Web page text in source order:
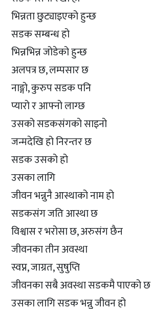
भिन्नता छुट्याइएको हुन्छ
सडक सम्बन्ध हो
भिन्नभिन्न जोडेको हुन्छ
अलपत्र छ, लम्पसार छ
नाङ्गो, कुरुप सडक पनि
प्यारो र आफ्नो लाग्छ
उसको सडकसंगको साइनो
जन्मदेखि हो निरन्तर छ
सडक उसको हो
उसका लागि
जीवन भन्नुनै आस्थाको नाम हो
सडकसंग जति आस्था छ
विश्वास र भरोसा छ, अरुसंग छैन
जीवनका तीन अवस्था
स्वप्न, जाग्रत, सुषुप्ति
जीवनका सबै अवस्था सडकमै पाएको छ
उसका लागि सडक भन्नु जीवन हो